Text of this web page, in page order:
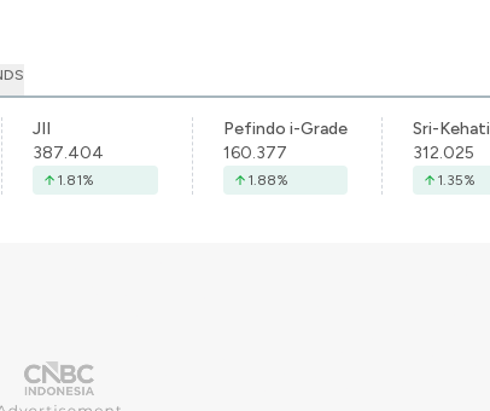
JII
387.404
1.81%
Pefindo i-Grade
160.377
1.88%
Sri-Kehati
312.025
1.35%